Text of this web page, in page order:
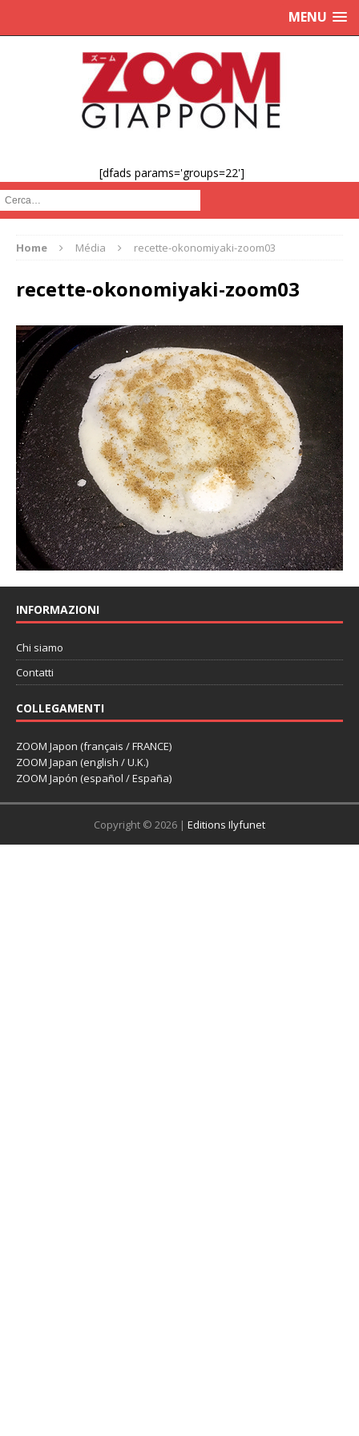
MENU
[dfads params='groups=22']
Cerca :
Home Média recette-okonomiyaki-zoom03
recette-okonomiyaki-zoom03
INFORMAZIONI
Chi siamo
Contatti
COLLEGAMENTI
ZOOM Japon (français / FRANCE)
ZOOM Japan (english / U.K.)
ZOOM Japón (español / España)
Copyright © 2026 | Editions Ilyfunet